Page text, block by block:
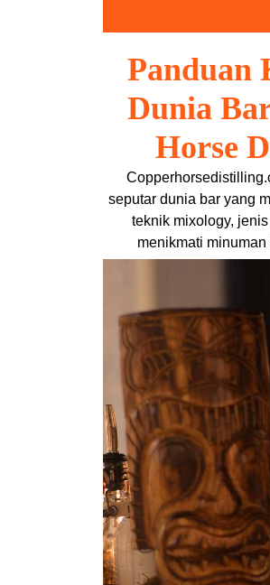
Panduan
Dunia
Horse
seputar dunia bar yang
teknik mixology,
menikmati